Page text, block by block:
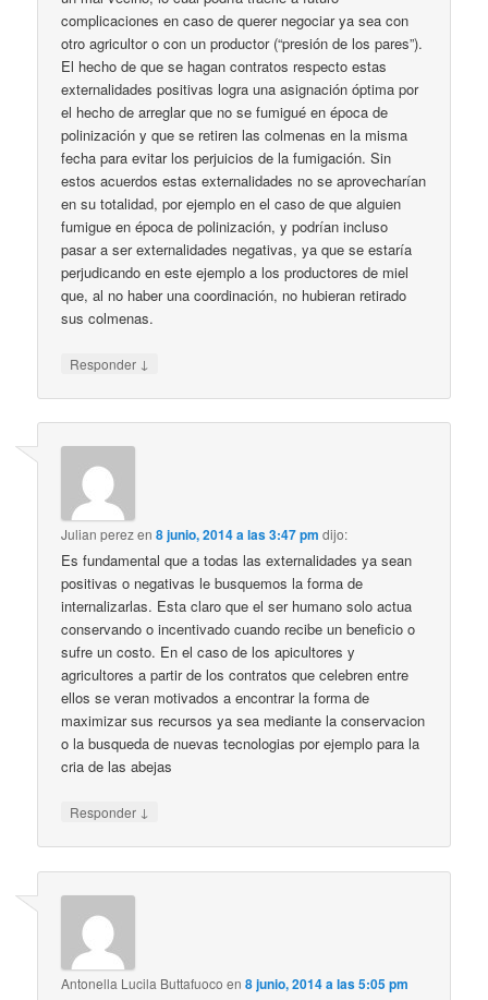
complicaciones en caso de querer negociar ya sea con
otro agricultor o con un productor (“presión de los pares”).
El hecho de que se hagan contratos respecto estas
externalidades positivas logra una asignación óptima por
el hecho de arreglar que no se fumigué en época de
polinización y que se retiren las colmenas en la misma
fecha para evitar los perjuicios de la fumigación. Sin
estos acuerdos estas externalidades no se aprovecharían
en su totalidad, por ejemplo en el caso de que alguien
fumigue en época de polinización, y podrían incluso
pasar a ser externalidades negativas, ya que se estaría
perjudicando en este ejemplo a los productores de miel
que, al no haber una coordinación, no hubieran retirado
sus colmenas.
Responder ↓
Julian perezen8 junio, 2014 a las 3:47 pm dijo:
Es fundamental que a todas las externalidades ya sean
positivas o negativas le busquemos la forma de
internalizarlas. Esta claro que el ser humano solo actua
conservando o incentivado cuando recibe un beneficio o
sufre un costo. En el caso de los apicultores y
agricultores a partir de los contratos que celebren entre
ellos se veran motivados a encontrar la forma de
maximizar sus recursos ya sea mediante la conservacion
o la busqueda de nuevas tecnologias por ejemplo para la
cria de las abejas
Responder ↓
Antonella Lucila Buttafuoco en8 junio, 2014 a las 5:05 pm